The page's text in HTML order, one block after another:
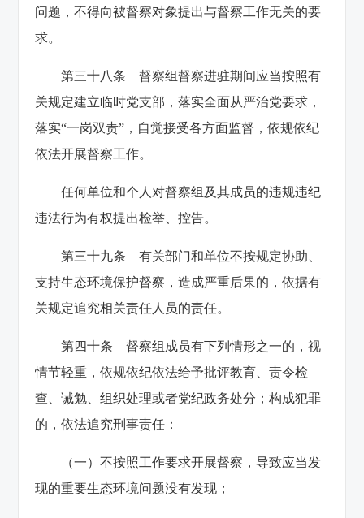
问题，不得向被督察对象提出与督察工作无关的要
求。
第三十八条 督察组督察进驻期间应当按照有
关规定建立临时党支部，落实全面从严治党要求，
落实“一岗双责”，自觉接受各方面监督，依规依纪
依法开展督察工作。
任何单位和个人对督察组及其成员的违规违纪
违法行为有权提出检举、控告。
第三十九条 有关部门和单位不按规定协助、
支持生态环境保护督察，造成严重后果的，依据有
关规定追究相关责任人员的责任。
第四十条 督察组成员有下列情形之一的，视
情节轻重，依规依纪依法给予批评教育、责令检
查、诫勉、组织处理或者党纪政务处分；构成犯罪
的，依法追究刑事责任：
（一）不按照工作要求开展督察，导致应当发
现的重要生态环境问题没有发现；